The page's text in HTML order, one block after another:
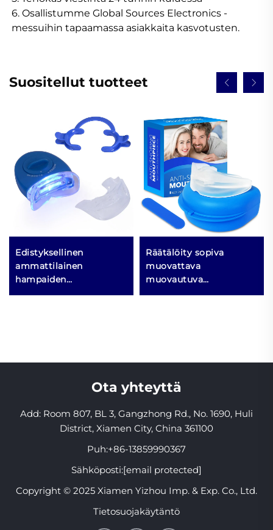
6. Osallistumme Global Sources Electronics -
messuihin tapaamassa asiakkaita kasvotusten.
Suositellut tuotteet
Edistyksellinen
ammattilainen
hampaiden
valkaisukokonaisuus,
Räätälöity sopiva
muovattava
muovautuva
ronkinnanestoon estää
Ota yhteyttä
Add: Room 807, BL 3, Gangzhong Rd., No. 1690, Huli
District, Xiamen City, China 361100
Puh:+86-13859990367
Sähköposti:[email protected]
Copyright © 2025 Xiamen Yizhou Imp. & Exp. Co., Ltd.
Tietosuojakäytäntö